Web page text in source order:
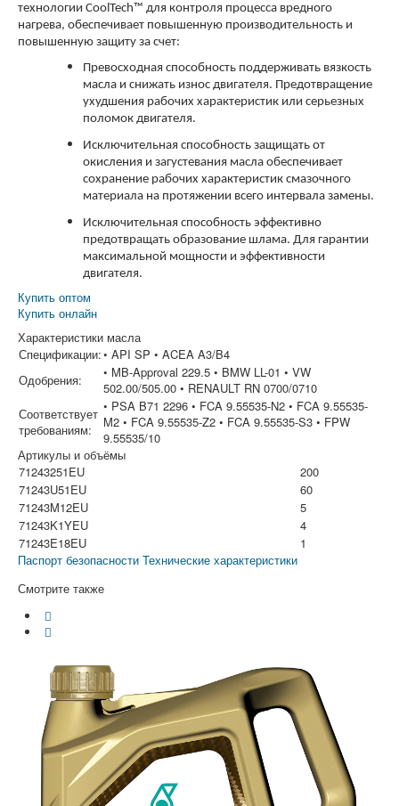
технологии CoolTech™ для контроля процесса вредного
нагрева, обеспечивает повышенную производительность и
повышенную защиту за счет:
Превосходная способность поддерживать вязкость
масла и снижать износ двигателя. Предотвращение
ухудшения рабочих характеристик или серьезных
поломок двигателя.
Исключительная способность защищать от
окисления и загустевания масла обеспечивает
сохранение рабочих характеристик смазочного
материала на протяжении всего интервала замены.
Исключительная способность эффективно
предотвращать образование шлама. Для гарантии
максимальной мощности и эффективности
двигателя.
Купить оптом
Купить онлайн
Характеристики масла
Спецификации:• API SP • ACEA A3/B4
Одобрения:
• MB-Approval 229.5 • BMW LL-01 • VW
502.00/505.00 • RENAULT RN 0700/0710
Соответствует
требованиям:
• PSA B71 2296 • FCA 9.55535-N2 • FCA 9.55535-
M2 • FCA 9.55535-Z2 • FCA 9.55535-S3 • FPW
9.55535/10
Артикулы и объёмы
71243251EU
200
71243U51EU
60
71243M12EU
5
71243K1YEU
4
71243E18EU
1
Паспорт безопасности Технические характеристики
Смотрите также